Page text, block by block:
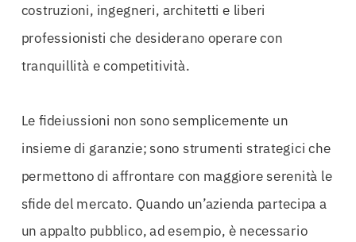
costruzioni, ingegneri, architetti e liberi
professionisti che desiderano operare con
tranquillità e competitività.
Le fideiussioni non sono semplicemente un
insieme di garanzie; sono strumenti strategici che
permettono di affrontare con maggiore serenità le
sfide del mercato. Quando un’azienda partecipa a
un appalto pubblico, ad esempio, è necessario